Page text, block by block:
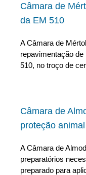
Câmara de
da EM 510
A Câmara de
repavimentação
510, no troço de
Câmara de
proteção animal
A Câmara de
preparatórios
preparado para